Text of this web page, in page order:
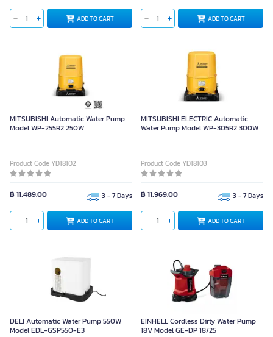
ADD TO CART ADD TO CART
MITSUBISHI Automatic Water Pump
Model WP-255R2 250W
Product Code YD18102
฿ 11,489.00 3 - 7 Days
ADD TO CART
MITSUBISHI ELECTRIC Automatic
Water Pump Model WP-305R2 300W
Product Code YD18103
฿ 11,969.00 3 - 7 Days
ADD TO CART
DELI Automatic Water Pump 550W
Model EDL-GSP550-E3
EINHELL Cordless Dirty Water Pump
18V Model GE-DP 18/25